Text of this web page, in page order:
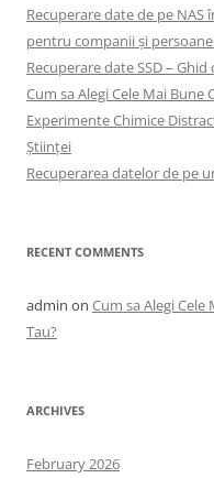
Recuperare date de pe
pentru companii și
Recuperare date SSD –
Cum sa Alegi Cele Mai
Experimente Chimice
Științei
Recuperarea datelor de pe
RECENT COMMENTS
admin on Cum sa Alegi
Tau?
ARCHIVES
February 2026